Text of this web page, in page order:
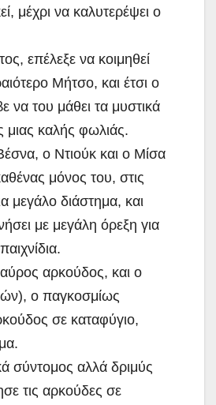
μέχρι να καλυτερέψει ο
επέλεξε να κοιμηθεί
Μήτσο, και έτσι ο
να του μάθει τα μυστικά
μιας καλής φωλιάς.
ο Ντιούκ και ο Μίσα
μόνος του, στις
μεγάλο διάστημα, και
με μεγάλη όρεξη για
αρκούδος, και ο
ο παγκοσμίως
σε καταφύγιο,
σύντομος αλλά δριμύς
τις αρκούδες σε